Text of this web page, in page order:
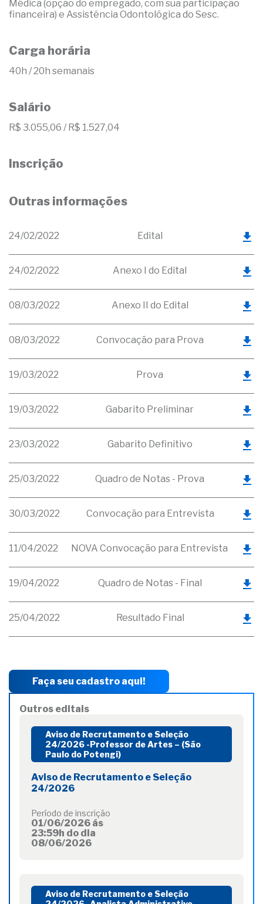
Médica (opção do empregado, com sua participação
financeira) e Assistência Odontológica do Sesc.
Carga horária
40h / 20h semanais
Salário
R$ 3.055,06 / R$ 1.527,04
Inscrição
Outras informações
24/02/2022 Edital
24/02/2022 Anexo I do Edital
08/03/2022 Anexo II do Edital
08/03/2022 Convocação para Prova
19/03/2022 Prova
19/03/2022 Gabarito Preliminar
23/03/2022 Gabarito Definitivo
25/03/2022 Quadro de Notas - Prova
30/03/2022 Convocação para Entrevista
11/04/2022 NOVA Convocação para Entrevista
19/04/2022 Quadro de Notas - Final
25/04/2022 Resultado Final
Faça seu cadastro aqui!
Outros editais
Aviso de Recrutamento e Seleção
24/2026 -Professor de Artes – (São
Paulo do Potengi)
Aviso de Recrutamento e Seleção
24/2026
Período de inscrição
01/06/2026 ás
23:59h do dia
08/06/2026
Aviso de Recrutamento e Seleção